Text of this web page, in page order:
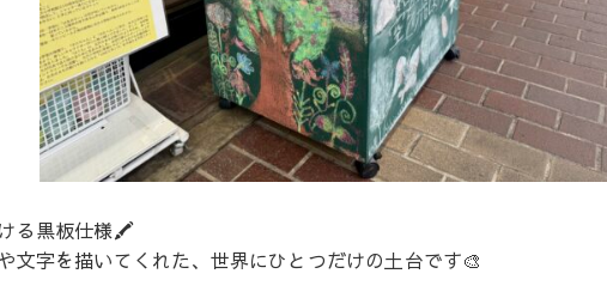
る黒板仕様🖍️
文字を描いてくれた、世界にひとつだけの土台です🎨